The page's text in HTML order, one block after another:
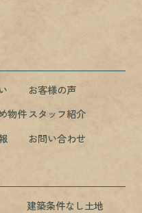
お客様の声
物件スタッフ紹介
お問い合わせ
建築条件なし土地